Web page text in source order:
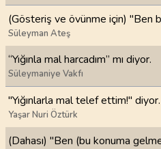
(Gösteriş ve övünme için) "Ben
Süleyman Ateş
“Yığınla mal harcadım” mı diyor.
Süleymaniye Vakfı
"Yığınlarla mal telef ettim!" diyor.
Yaşar Nuri Öztürk
(Dahası) "Ben (bu konuma